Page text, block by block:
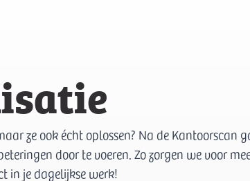
ze ook écht oplossen? Na de Kantoorscan
door te voeren. Zo zorgen we voor
in je dagelijkse werk!